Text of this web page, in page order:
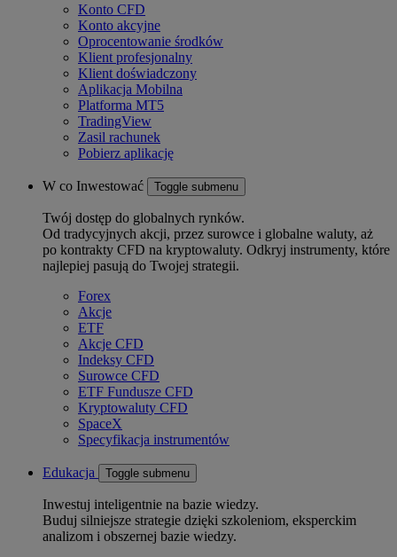
Konto CFD
Konto akcyjne
Oprocentowanie środków
Klient profesjonalny
Klient doświadczony
Aplikacja Mobilna
Platforma MT5
TradingView
Zasil rachunek
Pobierz aplikację
W co Inwestować Toggle submenu
Twój dostęp do globalnych rynków.
Od tradycyjnych akcji, przez surowce i globalne waluty, aż
po kontrakty CFD na kryptowaluty. Odkryj instrumenty, które
najlepiej pasują do Twojej strategii.
Forex
Akcje
ETF
Akcje CFD
Indeksy CFD
Surowce CFD
ETF Fundusze CFD
Kryptowaluty CFD
SpaceX
Specyfikacja instrumentów
Edukacja Toggle submenu
Inwestuj inteligentnie na bazie wiedzy.
Buduj silniejsze strategie dzięki szkoleniom, eksperckim
analizom i obszernej bazie wiedzy.